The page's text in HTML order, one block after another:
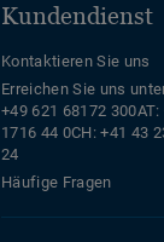
Kundendienst
Kontaktieren Sie uns
Erreichen Sie uns
+49 621 68172 300AT:
1716 44 0CH: +41 43
24
Häufige Fragen